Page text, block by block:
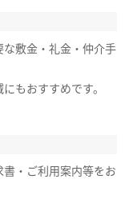
敷金・礼金・仲介手
もおすすめです。
・ご利用案内等をお